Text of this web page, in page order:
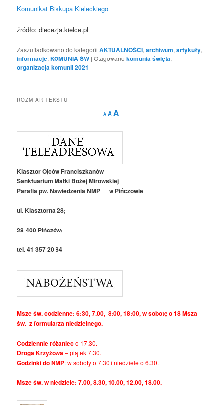
Komunikat Biskupa Kieleckiego
źródło: diecezja.kielce.pl
Zaszufladkowano do kategorii AKTUALNOŚCI,archiwum,artykuły,
informacje,KOMUNIA ŚW |Otagowano komunia święta,
organizacja komunii 2021
ROZMIAR TEKSTU
A
Decrease
font
A Reset
AIncrease
Klasztor Ojców Franciszkanów
Sanktuarium Matki Bożej Mirowskiej
Parafia pw. Nawiedzenia NMP w Pińczowie
ul. Klasztorna 28;
28-400 Pińczów;
tel. 41 357 20 84
Msze św. codzienne: 6:30, 7.00, 8:00, 18:00, w sobotę o 18 Msza
św. z formularza niedzielnego.
Codziennie różanieco 17.30.
Droga Krzyżowa – piątek 7.30.
Godzinki do NMP: w soboty o 7.30 i niedziele o 6.30.
Msze św. w niedziele: 7.00, 8.30, 10.00, 12.00, 18.00.